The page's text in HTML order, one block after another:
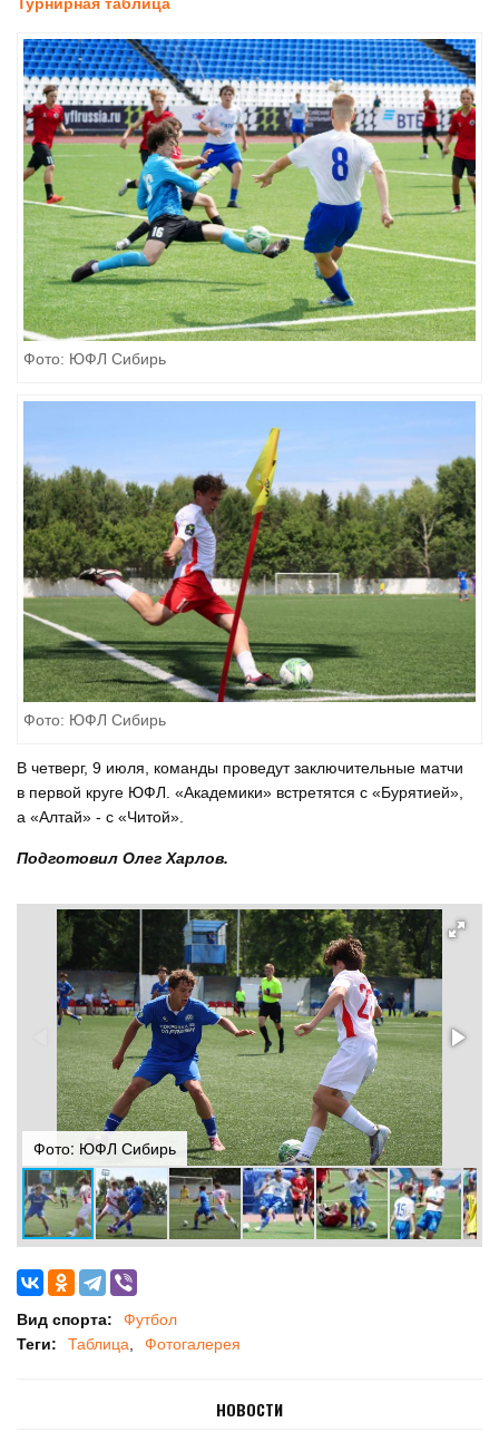
Турнирная таблица
Фото: ЮФЛ Сибирь
Фото: ЮФЛ Сибирь
В четверг, 9 июля, команды проведут заключительные матчи
в первой круге ЮФЛ. «Академики» встретятся с «Бурятией»,
а «Алтай» - с «Читой».
Подготовил Олег Харлов.
Фото: ЮФЛ Сибирь
Вид спорта:
Футбол
Теги:
Таблица Фотогалерея
НОВОСТИ